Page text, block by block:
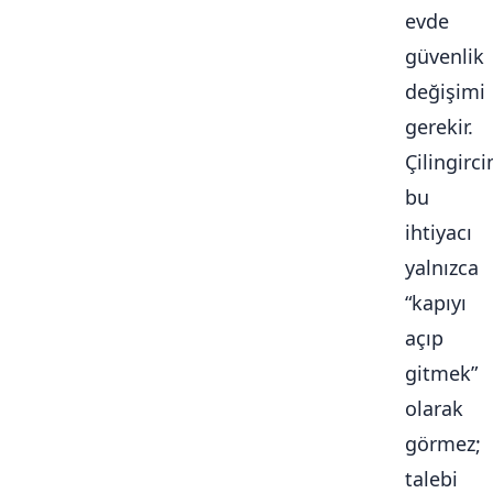
evde
güvenlik
değişimi
gerekir.
bu
ihtiyacı
yalnızca
“kapıyı
açıp
gitmek”
olarak
görmez;
talebi